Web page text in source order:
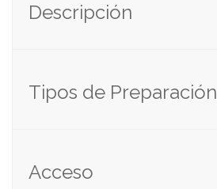
Descripción
Tipos de Preparación
Acceso